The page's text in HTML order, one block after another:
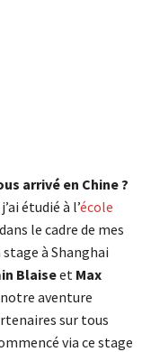
arrivé en Chine ?
étudié à l’école
le cadre de mes
à Shanghai
Blaiseet Max
notre aventure
sur tous
via ce stage